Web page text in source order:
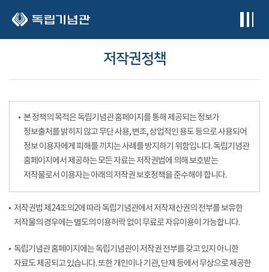
저작권정책
본 정책의 목적은 독립기념관 홈페이지를 통해 제공되는 정보가
정보출처를 밝히지 않고 무단 사용, 변조, 상업적인 용도 등으로 사용되어
정보 이용자에게 피해를 끼치는 사례를 방지하기 위함입니다. 독립기념관
홈페이지에서 제공하는 모든 자료는 저작권법에 의해 보호받는
저작물로서 이용자는 아래의 저작권 보호정책을 준수해야 합니다.
저작권법 제24조의2에 따라 독립기념관에서 저작재산권의 전부를 보유한
저작물의 경우에는 별도의 이용허락 없이 무료로 자유이용이 가능합니다.
독립기념관 홈페이지에는 독립기념관이 저작권 전부를 갖고 있지 아니한
자료도 제공되고 있습니다. 또한 개인이나 기관, 단체 등에서 무상으로 제공한